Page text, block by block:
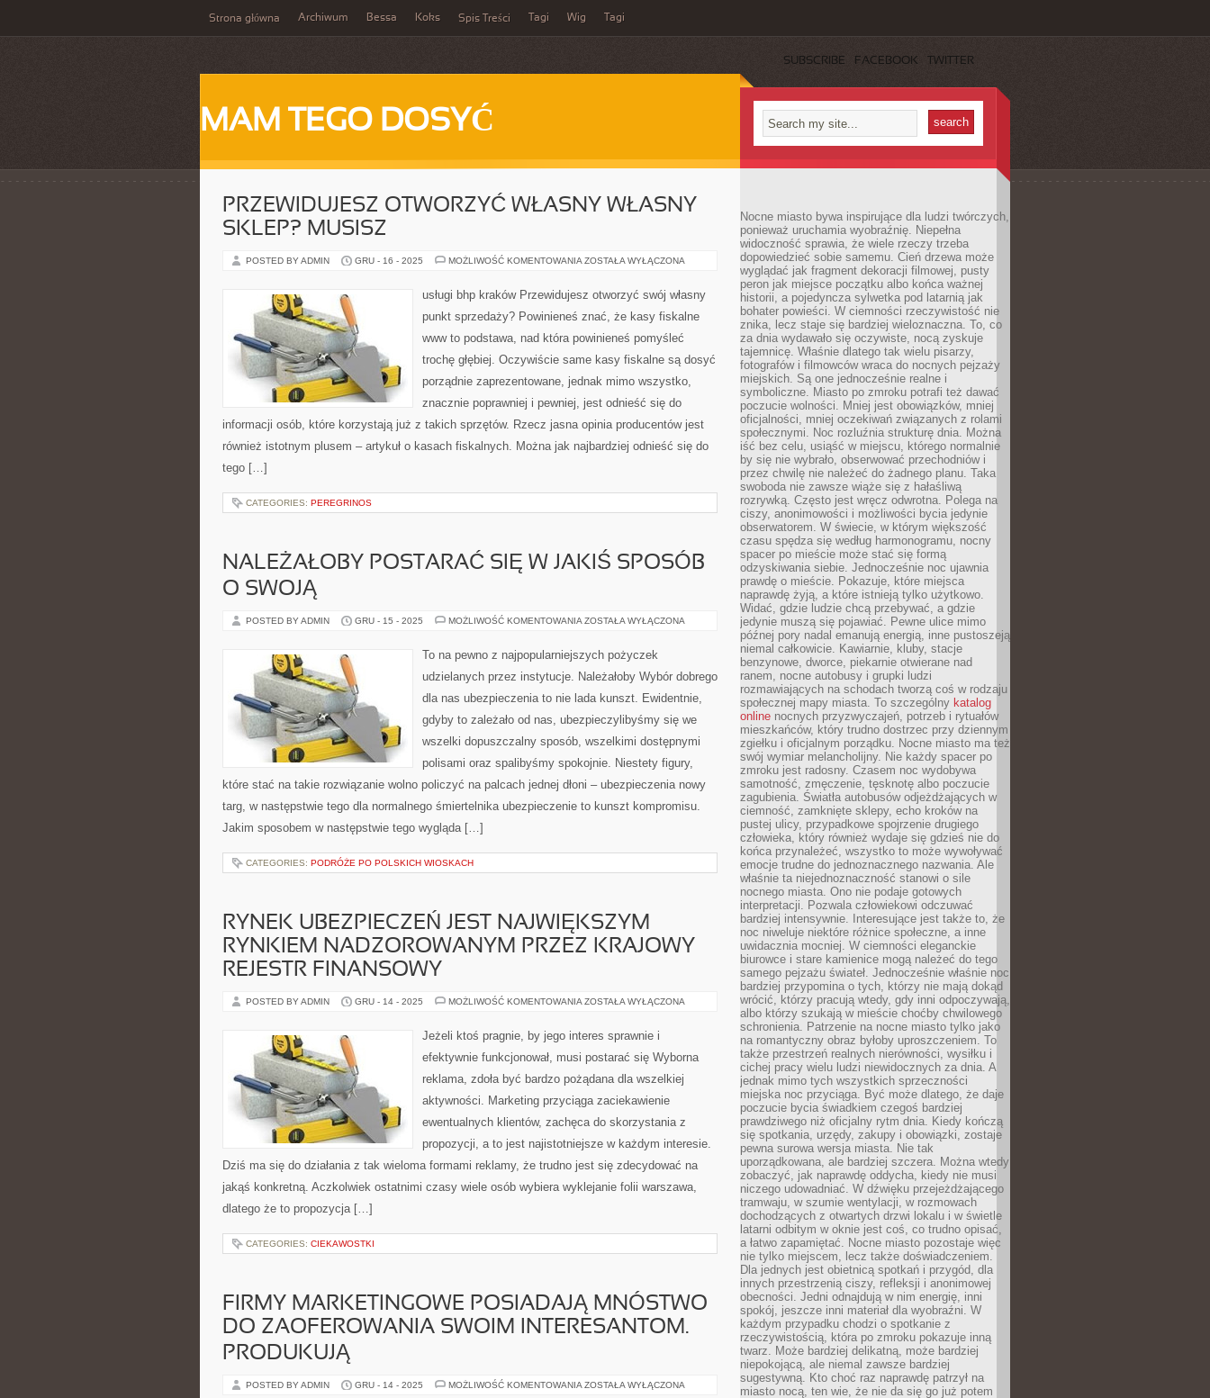
Strona główna Archiwum Bessa Koks Spis Treści Tagi Wig Tagi
SUBSCRIBE FACEBOOK TWITTER
MAM TEGO DOSYĆ
PRZEWIDUJESZ OTWORZYĆ WŁASNY WŁASNY
SKLEP? MUSISZ
POSTED BY ADMIN GRU - 16 - 2025 MOŻLIWOŚĆ KOMENTOWANIA PRZEWIDUJESZ
WŁASNY
SKLEP?
ZOSTAŁA WYŁĄCZONA
usługi bhp kraków Przewidujesz otworzyć swój własny
punkt sprzedaży? Powinieneś znać, że kasy fiskalne
www to podstawa, nad która powinieneś pomyśleć
trochę głębiej. Oczywiście same kasy fiskalne są dosyć
porządnie zaprezentowane, jednak mimo wszystko,
znacznie poprawniej i pewniej, jest odnieść się do
informacji osób, które korzystają już z takich sprzętów. Rzecz jasna opinia producentów jest
również istotnym plusem – artykuł o kasach fiskalnych. Można jak najbardziej odnieść się do
tego […]
CATEGORIES: PEREGRINOS
NALEŻAŁOBY POSTARAĆ SIĘ W JAKIŚ SPOSÓB
O SWOJĄ
POSTED BY ADMIN GRU - 15 - 2025 MOŻLIWOŚĆ KOMENTOWANIA NALEŻAŁOBY
JAKIŚ
O
ZOSTAŁA WYŁĄCZONA
To na pewno z najpopularniejszych pożyczek
udzielanych przez instytucje. Należałoby Wybór dobrego
dla nas ubezpieczenia to nie lada kunszt. Ewidentnie,
gdyby to zależało od nas, ubezpieczylibyśmy się we
wszelki dopuszczalny sposób, wszelkimi dostępnymi
polisami oraz spalibyśmy spokojnie. Niestety figury,
które stać na takie rozwiązanie wolno policzyć na palcach jednej dłoni – ubezpieczenia nowy
targ, w następstwie tego dla normalnego śmiertelnika ubezpieczenie to kunszt kompromisu.
Jakim sposobem w następstwie tego wygląda […]
CATEGORIES: PODRÓŻE PO POLSKICH WIOSKACH
RYNEK UBEZPIECZEŃ JEST NAJWIĘKSZYM
RYNKIEM NADZOROWANYM PRZEZ KRAJOWY
REJESTR FINANSOWY
POSTED BY ADMIN GRU - 14 - 2025 MOŻLIWOŚĆ KOMENTOWANIA RYNEK
NAJWIĘKSZYM
RYNKIEM
PRZEZ
REJESTR
ZOSTAŁA WYŁĄCZONA
Jeżeli ktoś pragnie, by jego interes sprawnie i
efektywnie funkcjonował, musi postarać się Wyborna
reklama, zdoła być bardzo pożądana dla wszelkiej
aktywności. Marketing przyciąga zaciekawienie
ewentualnych klientów, zachęca do skorzystania z
propozycji, a to jest najistotniejsze w każdym interesie.
Dziś ma się do działania z tak wieloma formami reklamy, że trudno jest się zdecydować na
jakąś konkretną. Aczkolwiek ostatnimi czasy wiele osób wybiera wyklejanie folii warszawa,
dlatego że to propozycja […]
CATEGORIES: CIEKAWOSTKI
FIRMY MARKETINGOWE POSIADAJĄ MNÓSTWO
DO ZAOFEROWANIA SWOIM INTERESANTOM.
PRODUKUJĄ
POSTED BY ADMIN GRU - 14 - 2025 MOŻLIWOŚĆ KOMENTOWANIA FIRMY
ZOSTAŁA WYŁĄCZONA
Nocne miasto bywa inspirujące dla ludzi twórczych,
ponieważ uruchamia wyobraźnię. Niepełna
widoczność sprawia, że wiele rzeczy trzeba
dopowiedzieć sobie samemu. Cień drzewa może
wyglądać jak fragment dekoracji filmowej, pusty
peron jak miejsce początku albo końca ważnej
historii, a pojedyncza sylwetka pod latarnią jak
bohater powieści. W ciemności rzeczywistość nie
znika, lecz staje się bardziej wieloznaczna. To, co
za dnia wydawało się oczywiste, nocą zyskuje
tajemnicę. Właśnie dlatego tak wielu pisarzy,
fotografów i filmowców wraca do nocnych pejzaży
miejskich. Są one jednocześnie realne i
symboliczne. Miasto po zmroku potrafi też dawać
poczucie wolności. Mniej jest obowiązków, mniej
oficjalności, mniej oczekiwań związanych z rolami
społecznymi. Noc rozluźnia strukturę dnia. Można
iść bez celu, usiąść w miejscu, którego normalnie
by się nie wybrało, obserwować przechodniów i
przez chwilę nie należeć do żadnego planu. Taka
swoboda nie zawsze wiąże się z hałaśliwą
rozrywką. Często jest wręcz odwrotna. Polega na
ciszy, anonimowości i możliwości bycia jedynie
obserwatorem. W świecie, w którym większość
czasu spędza się według harmonogramu, nocny
spacer po mieście może stać się formą
odzyskiwania siebie. Jednocześnie noc ujawnia
prawdę o mieście. Pokazuje, które miejsca
naprawdę żyją, a które istnieją tylko użytkowo.
Widać, gdzie ludzie chcą przebywać, a gdzie
jedynie muszą się pojawiać. Pewne ulice mimo
późnej pory nadal emanują energią, inne pustoszeją
niemal całkowicie. Kawiarnie, kluby, stacje
benzynowe, dworce, piekarnie otwierane nad
ranem, nocne autobusy i grupki ludzi
rozmawiających na schodach tworzą coś w rodzaju
społecznej mapy miasta. To szczególny katalog
online nocnych przyzwyczajeń, potrzeb i rytuałów
mieszkańców, który trudno dostrzec przy dziennym
zgiełku i oficjalnym porządku. Nocne miasto ma też
swój wymiar melancholijny. Nie każdy spacer po
zmroku jest radosny. Czasem noc wydobywa
samotność, zmęczenie, tęsknotę albo poczucie
zagubienia. Światła autobusów odjeżdżających w
ciemność, zamknięte sklepy, echo kroków na
pustej ulicy, przypadkowe spojrzenie drugiego
człowieka, który również wydaje się gdzieś nie do
końca przynależeć, wszystko to może wywoływać
emocje trudne do jednoznacznego nazwania. Ale
właśnie ta niejednoznaczność stanowi o sile
nocnego miasta. Ono nie podaje gotowych
interpretacji. Pozwala człowiekowi odczuwać
bardziej intensywnie. Interesujące jest także to, że
noc niweluje niektóre różnice społeczne, a inne
uwidacznia mocniej. W ciemności eleganckie
biurowce i stare kamienice mogą należeć do tego
samego pejzażu świateł. Jednocześnie właśnie noc
bardziej przypomina o tych, którzy nie mają dokąd
wrócić, którzy pracują wtedy, gdy inni odpoczywają,
albo którzy szukają w mieście choćby chwilowego
schronienia. Patrzenie na nocne miasto tylko jako
na romantyczny obraz byłoby uproszczeniem. To
także przestrzeń realnych nierówności, wysiłku i
cichej pracy wielu ludzi niewidocznych za dnia. A
jednak mimo tych wszystkich sprzeczności
miejska noc przyciąga. Być może dlatego, że daje
poczucie bycia świadkiem czegoś bardziej
prawdziwego niż oficjalny rytm dnia. Kiedy kończą
się spotkania, urzędy, zakupy i obowiązki, zostaje
pewna surowa wersja miasta. Nie tak
uporządkowana, ale bardziej szczera. Można wtedy
zobaczyć, jak naprawdę oddycha, kiedy nie musi
niczego udowadniać. W dźwięku przejeżdżającego
tramwaju, w szumie wentylacji, w rozmowach
dochodzących z otwartych drzwi lokalu i w świetle
latarni odbitym w oknie jest coś, co trudno opisać,
a łatwo zapamiętać. Nocne miasto pozostaje więc
nie tylko miejscem, lecz także doświadczeniem.
Dla jednych jest obietnicą spotkań i przygód, dla
innych przestrzenią ciszy, refleksji i anonimowej
obecności. Jedni odnajdują w nim energię, inni
spokój, jeszcze inni materiał dla wyobraźni. W
każdym przypadku chodzi o spotkanie z
rzeczywistością, która po zmroku pokazuje inną
twarz. Może bardziej delikatną, może bardziej
niepokojącą, ale niemal zawsze bardziej
sugestywną. Kto choć raz naprawdę patrzył na
miasto nocą, ten wie, że nie da się go już potem